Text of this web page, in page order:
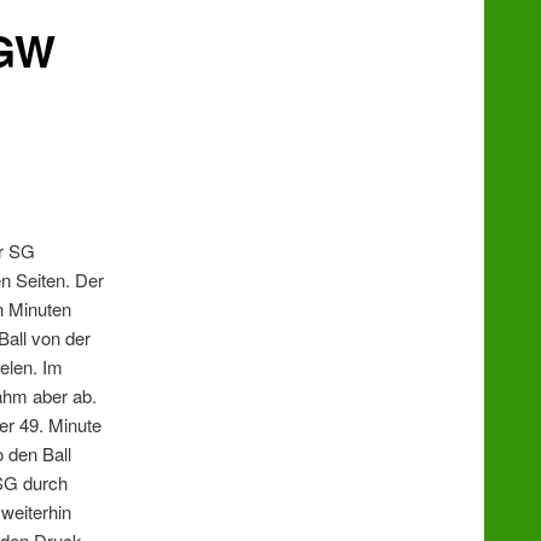
SG
Seiten. Der
Minuten
von der
Im
aber ab.
49. Minute
den Ball
durch